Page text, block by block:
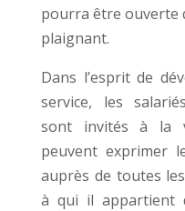
pourra être ouverte
plaignant.
Dans l’esprit de
service, les
sont invités à la
peuvent exprimer
auprès de toutes
à qui il appartient